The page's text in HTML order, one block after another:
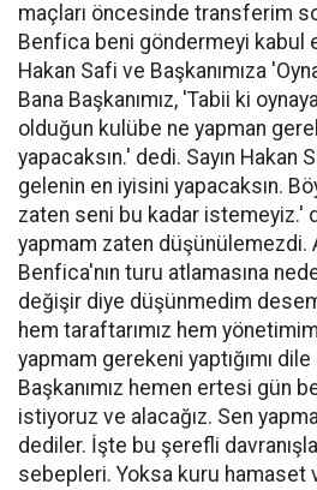
maçları öncesinde transferim
Benfica beni göndermeyi kabul
Hakan Safi ve Başkanımıza
Bana Başkanımız, 'Tabii ki
olduğun kulübe ne yapman
yapacaksın.' dedi. Sayın Hakan
gelenin en iyisini yapacaksın.
zaten seni bu kadar istemeyiz.'
yapmam zaten düşünülemezdi.
Benfica'nın turu atlamasına
değişir diye düşünmedim
hem taraftarımız hem
yapmam gerekeni yaptığımı
Başkanımız hemen ertesi gün
istiyoruz ve alacağız. Sen
dediler. İşte bu şerefli
sebepleri. Yoksa kuru hamaset